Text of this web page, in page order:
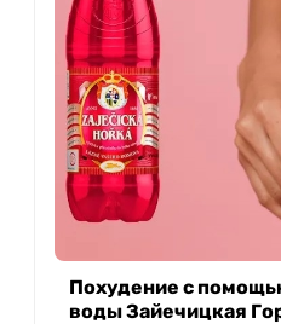
Похудение с
воды Зайечицкая